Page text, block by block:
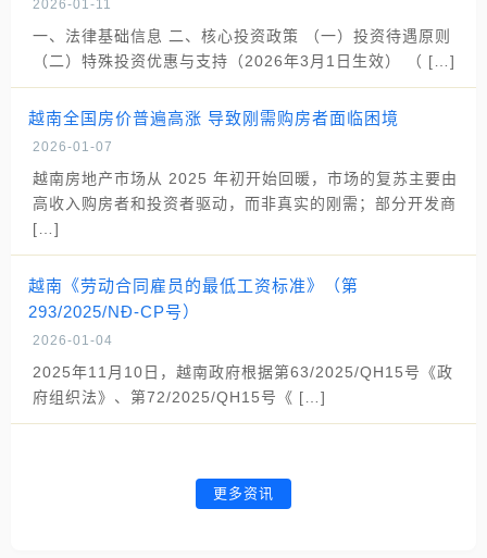
2026-01-11
一、法律基础信息 二、核心投资政策 （一）投资待遇原则
（二）特殊投资优惠与支持（2026年3月1日生效） （ […]
越南全国房价普遍高涨 导致刚需购房者面临困境
2026-01-07
越南房地产市场从 2025 年初开始回暖，市场的复苏主要由
高收入购房者和投资者驱动，而非真实的刚需；部分开发商
[…]
越南《劳动合同雇员的最低工资标准》（第
293/2025/NĐ-CP号）
2026-01-04
2025年11月10日，越南政府根据第63/2025/QH15号《政
府组织法》、第72/2025/QH15号《 […]
更多资讯